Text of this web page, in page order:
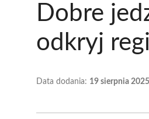
Dobre
odkryj
Data dodania: 19 sierpnia